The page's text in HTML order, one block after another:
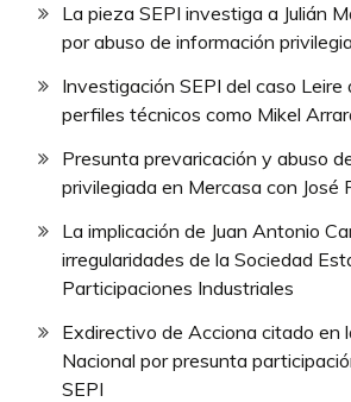
La pieza SEPI investiga a Julián
por abuso de información
Investigación SEPI del caso Leire
perfiles técnicos como Mikel
Presunta prevaricación y abuso
privilegiada en Mercasa con José
La implicación de Juan Antonio
irregularidades de la Sociedad
Participaciones Industriales
Exdirectivo de Acciona citado en
Nacional por presunta
SEPI